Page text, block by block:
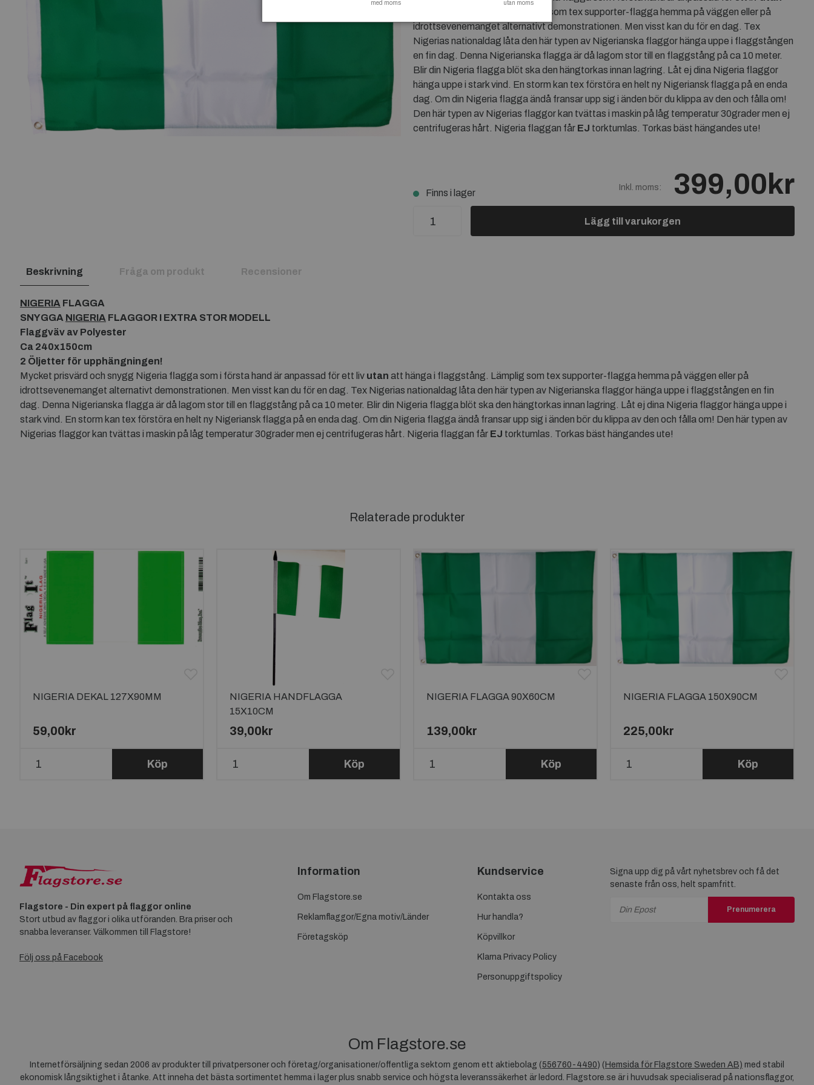
att hänga i flaggstång. Lämplig som tex supporter-flagga hemma på väggen eller på
idrottsevenemanget alternativt demonstrationen. Men visst kan du för en dag. Tex
Nigerias nationaldag låta den här typen av Nigerianska flaggor hänga uppe i flaggstången
en fin dag. Denna Nigerianska flagga är då lagom stor till en flaggstång på ca 10 meter.
Blir din Nigeria flagga blöt ska den hängtorkas innan lagring. Låt ej dina Nigeria flaggor
hänga uppe i stark vind. En storm kan tex förstöra en helt ny Nigeriansk flagga på en enda
dag. Om din Nigeria flagga ändå fransar upp sig i änden bör du klippa av den och fålla om!
Den här typen av Nigerias flaggor kan tvättas i maskin på låg temperatur 30grader men ej
centrifugeras hårt. Nigeria flaggan får EJ torktumlas. Torkas bäst hängandes ute!
Finns i lager
Inkl. moms: 399,00kr
Lägg till varukorgen
Beskrivning Fråga om produkt Recensioner
NIGERIA FLAGGA
SNYGGA NIGERIA FLAGGOR I EXTRA STOR MODELL
Flaggväv av Polyester
Ca 240x150cm
2 Öljetter för upphängningen!
Mycket prisvärd och snygg Nigeria flagga som i första hand är anpassad för ett liv utan att hänga i flaggstång. Lämplig som tex supporter-flagga hemma på väggen eller på
idrottsevenemanget alternativt demonstrationen. Men visst kan du för en dag. Tex Nigerias nationaldag låta den här typen av Nigerianska flaggor hänga uppe i flaggstången en fin
dag. Denna Nigerianska flagga är då lagom stor till en flaggstång på ca 10 meter. Blir din Nigeria flagga blöt ska den hängtorkas innan lagring. Låt ej dina Nigeria flaggor hänga uppe i
stark vind. En storm kan tex förstöra en helt ny Nigeriansk flagga på en enda dag. Om din Nigeria flagga ändå fransar upp sig i änden bör du klippa av den och fålla om! Den här typen av
Nigerias flaggor kan tvättas i maskin på låg temperatur 30grader men ej centrifugeras hårt. Nigeria flaggan får EJ torktumlas. Torkas bäst hängandes ute!
Relaterade produkter
NIGERIA DEKAL 127X90MM
59,00kr
Köp
NIGERIA HANDFLAGGA
15X10CM
39,00kr
Köp
NIGERIA FLAGGA 90X60CM
139,00kr
Köp
NIGERIA FLAGGA 150X90CM
225,00kr
Köp
Flagstore - Din expert på flaggor online
Stort utbud av flaggor i olika utföranden. Bra priser och
snabba leveranser. Välkommen till Flagstore!
Följ oss på Facebook
Information
Om Flagstore.se
Reklamflaggor/Egna motiv/Länder
Företagsköp
Kundservice
Kontakta oss
Hur handla?
Köpvillkor
Klarna Privacy Policy
Personuppgiftspolicy
Signa upp dig på vårt nyhetsbrev och få det
senaste från oss, helt spamfritt.
Prenumerera
Om Flagstore.se
Internetförsäljning sedan 2006 av produkter till privatpersoner och företag/organisationer/offentliga sektorn genom ett aktiebolag (556760-4490) ( Hemsida för Flagstore Sweden AB) med stabil
ekonomisk långsiktighet i åtanke. Att inneha det bästa sortimentet hemma i lager plus snabb service och högsta leveranssäkerhet är ledord. Flagstore.se är i huvudsak specialiserad på nationsflaggor,
med moms utan moms